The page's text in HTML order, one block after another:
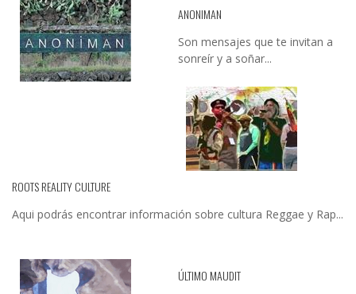
ANONIMAN
Son mensajes que te invitan a
sonreír y a soñar...
ROOTS REALITY CULTURE
Aqui podrás encontrar información sobre cultura Reggae y Rap...
ÚLTIMO MAUDIT